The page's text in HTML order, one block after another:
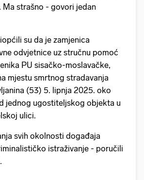
strašno - govori jedan
su da je zamjenica
odvjetnice uz stručnu pomoć
PU sisačko-moslavačke,
mjestu smrtnog stradavanja
(53) 5. lipnja 2025. oko
jednog ugostiteljskog objekta u
ulici.
svih okolnosti događaja
istraživanje - poručili